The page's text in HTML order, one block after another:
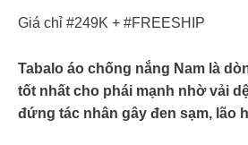
Giá chỉ #249K + #FREESHIP
Tabalo áo chống nắng Nam là
tốt nhất cho phái mạnh nhờ vải
đứng tác nhân gây đen sạm, lão